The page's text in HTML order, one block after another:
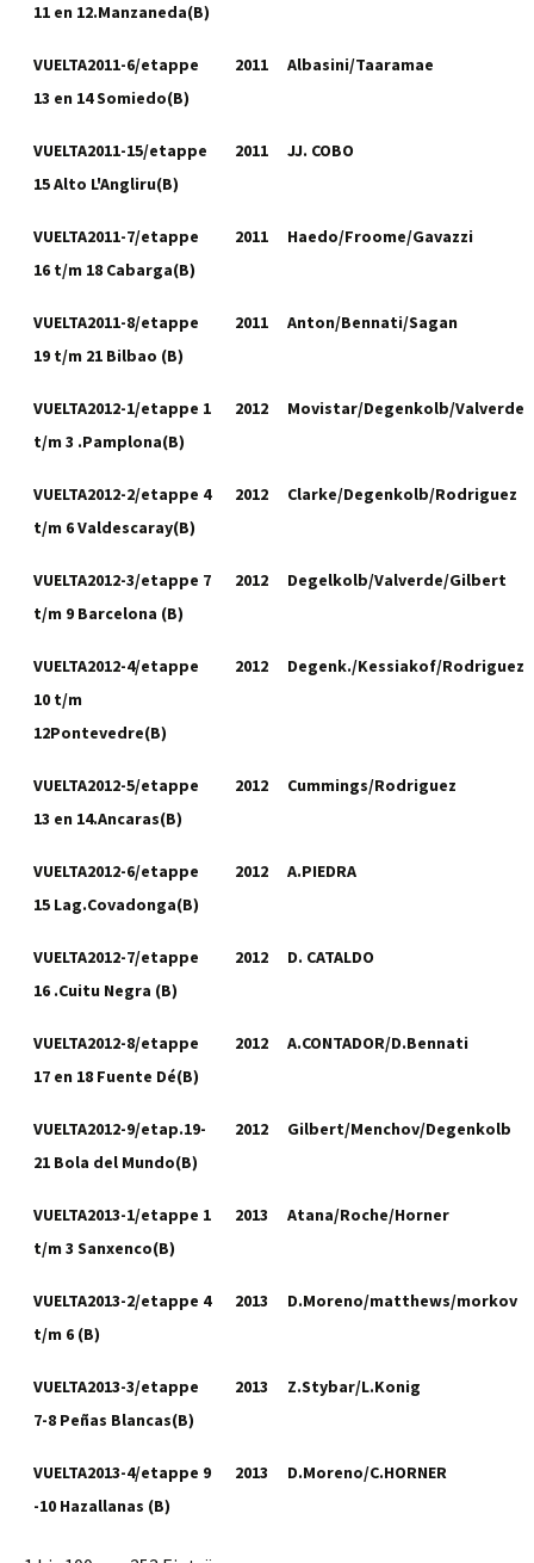
11 en 12.Manzaneda(B)
VUELTA2011-6/etappe
13 en 14 Somiedo(B)
2011 Albasini/Taaramae
VUELTA2011-15/etappe
15 Alto L'Angliru(B)
2011 JJ. COBO
VUELTA2011-7/etappe
16 t/m 18 Cabarga(B)
2011 Haedo/Froome/Gavazzi
VUELTA2011-8/etappe
19 t/m 21 Bilbao (B)
2011 Anton/Bennati/Sagan
VUELTA2012-1/etappe 1
t/m 3 .Pamplona(B)
2012 Movistar/Degenkolb/Valverde
VUELTA2012-2/etappe 4
t/m 6 Valdescaray(B)
2012 Clarke/Degenkolb/Rodriguez
VUELTA2012-3/etappe 7
t/m 9 Barcelona (B)
2012 Degelkolb/Valverde/Gilbert
VUELTA2012-4/etappe
10 t/m
12Pontevedre(B)
2012 Degenk./Kessiakof/Rodriguez
VUELTA2012-5/etappe
13 en 14.Ancaras(B)
2012 Cummings/Rodriguez
VUELTA2012-6/etappe
15 Lag.Covadonga(B)
2012 A.PIEDRA
VUELTA2012-7/etappe
16 .Cuitu Negra (B)
2012 D. CATALDO
VUELTA2012-8/etappe
17 en 18 Fuente Dé(B)
2012 A.CONTADOR/D.Bennati
VUELTA2012-9/etap.19-
21 Bola del Mundo(B)
2012 Gilbert/Menchov/Degenkolb
VUELTA2013-1/etappe 1
t/m 3 Sanxenco(B)
2013 Atana/Roche/Horner
VUELTA2013-2/etappe 4
t/m 6 (B)
2013 D.Moreno/matthews/morkov
VUELTA2013-3/etappe
7-8 Peñas Blancas(B)
2013 Z.Stybar/L.Konig
VUELTA2013-4/etappe 9
-10 Hazallanas (B)
2013 D.Moreno/C.HORNER